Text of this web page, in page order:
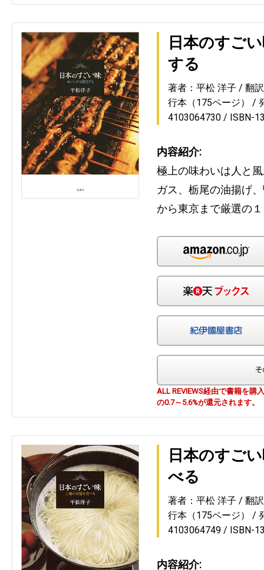
日本のすご
する
著者：平松 洋子
翻
行本（175ページ）
4103064730
ISBN-
内容紹介:
極上の味わいは人と
ガス、栃尾の油揚げ
から東京まで厳選の
ALL REVIEWS経由で書籍を購
の0.7～5.6%が還元されます。
日本のすご
べる
著者：平松 洋子
翻
行本（175ページ）
4103064749
ISBN-
内容紹介: